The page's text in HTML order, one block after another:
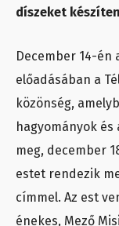
díszeket
December 14-én
előadásában a
közönség,
hagyományok
meg, december
estet rendezik
címmel. Az est
énekes, Mező